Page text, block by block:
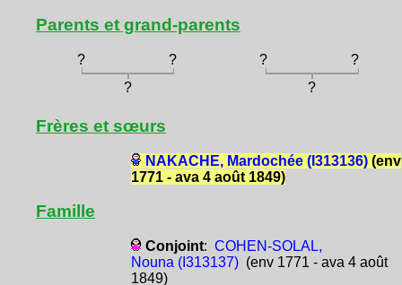
Parents et grand-parents
? ? ?
?
?
?
Frères et sœurs
NAKACHE, Mardochée (I313136)(env
1771 - ava 4 août 1849)
Famille
Conjoint: COHEN-SOLAL,
Nouna (I313137)(env 1771 - ava 4 août
1849)